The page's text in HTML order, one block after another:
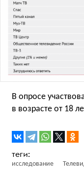
В опросе
в возрасте от 18
исследование